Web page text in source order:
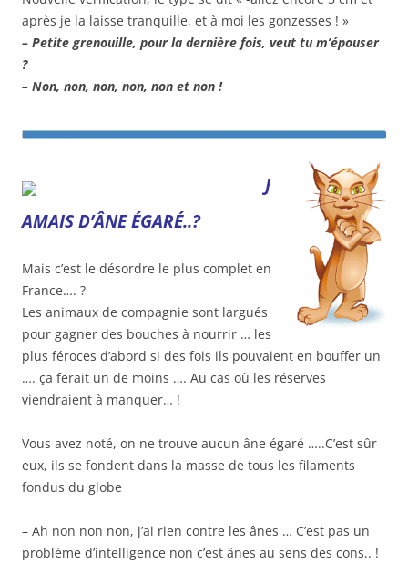
après je la laisse tranquille, et à moi les gonzesses ! »
– Petite grenouille, pour la dernière fois, veut tu m’épouser
?
– Non, non, non, non, non et non !
J
AMAIS D’ÂNE ÉGARÉ..?
Mais c’est le désordre le plus complet en
France…. ?
Les animaux de compagnie sont largués
pour gagner des bouches à nourrir … les
plus féroces d’abord si des fois ils pouvaient en bouffer un
…. ça ferait un de moins …. Au cas où les réserves
viendraient à manquer… !
Vous avez noté, on ne trouve aucun âne égaré …..C’est sûr
eux, ils se fondent dans la masse de tous les filaments
fondus du globe
– Ah non non non, j’ai rien contre les ânes … C’est pas un
problème d’intelligence non c’est ânes au sens des cons.. !